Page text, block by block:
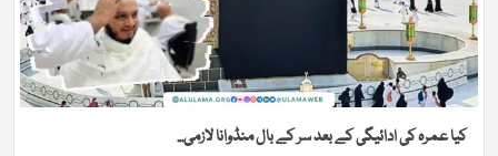
کیا عمرہ کی ادائیگی کے بعد سر کے بال منڈوانا لازمی...